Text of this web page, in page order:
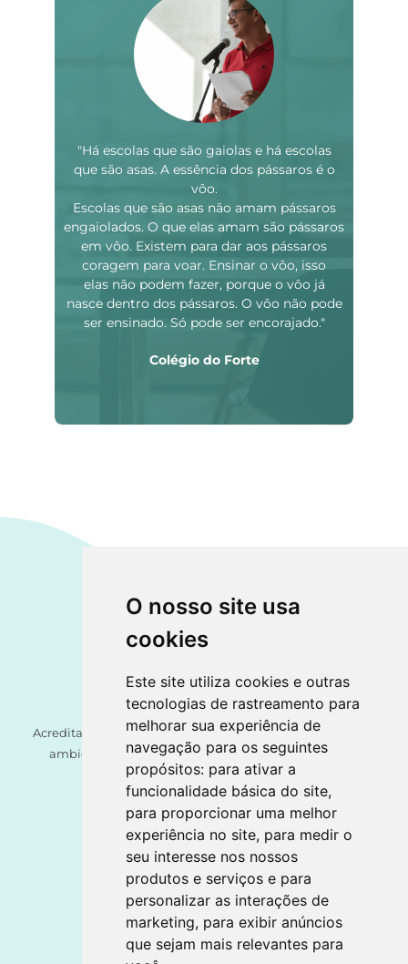
O nosso site usa
cookies
Este site utiliza cookies e outras
tecnologias de rastreamento para
melhorar sua experiência de
navegação para os seguintes
propósitos: para ativar a
funcionalidade básica do site,
para proporcionar uma melhor
experiência no site, para medir o
seu interesse nos nossos
produtos e serviços e para
personalizar as interações de
marketing, para exibir anúncios
que sejam mais relevantes para
"Há escolas que são gaiolas e há escolas
que são asas. A essência dos pássaros é o
vôo.
Escolas que são asas não amam pássaros
engaiolados. O que elas amam são pássaros
em vôo. Existem para dar aos pássaros
coragem para voar. Ensinar o vôo, isso
elas não podem fazer, porque o vôo já
nasce dentro dos pássaros. O vôo não pode
ser ensinado. Só pode ser encorajado."
Colégio do Forte
Acreditamos ser um direito de cada criança o acesso a um
ambiente seguro, assente num princípio orientador:
Crescer Forte pelos Afetos.
Politica de Privacidade